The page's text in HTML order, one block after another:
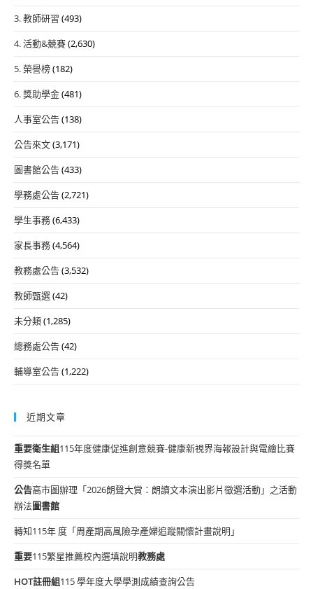
3. 教師研習 (493)
4. 活動&競賽(2,630)
5. 榮譽榜(182)
6. 獎助學金(481)
人事室公告(138)
公告來文(3,171)
圖書館公告(433)
學務處公告(2,721)
學生事務(6,433)
家長事務(4,564)
教務處公告(3,532)
教師甄選(42)
未分類(1,285)
總務處公告(42)
輔導室公告(1,222)
近期文章
重要衛生組115年度健康促進創意競賽-健康新視界海報設計與電繪比賽
得獎名單
公告高市圖辦理「2026朗聲大賞：朗讀文本演出影片徵選活動」之活動
辦法圖書館
轉知115年 度「周產期高風險孕產婦追蹤關懷計畫說明」
重要115繁星推薦校內選填說明教務處
HOT註冊組115 學年度大學學測成績查詢公告